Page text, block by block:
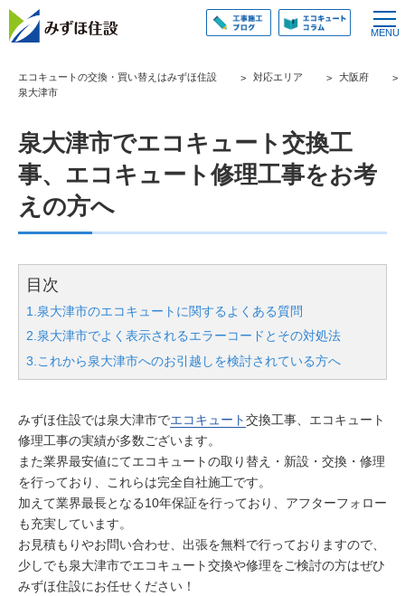
エコキュートの交換・買い替えはみずほ住設 対応エリア
大阪府
泉大津市
泉大津市でエコキュート交換工
事、エコキュート修理工事をお考
えの方へ
目次
1.泉大津市のエコキュートに関するよくある質問
2.泉大津市でよく表示されるエラーコードとその対処法
3.これから泉大津市へのお引越しを検討されている方へ
みずほ住設では泉大津市でエコキュート交換工事、エコキュート
修理工事の実績が多数ございます。
また業界最安値にてエコキュートの取り替え・新設・交換・修理
を行っており、これらは完全自社施工です。
加えて業界最長となる10年保証を行っており、アフターフォロー
も充実しています。
お見積もりやお問い合わせ、出張を無料で行っておりますので、
少しでも泉大津市でエコキュート交換や修理をご検討の方はぜひ
みずほ住設にお任せください！